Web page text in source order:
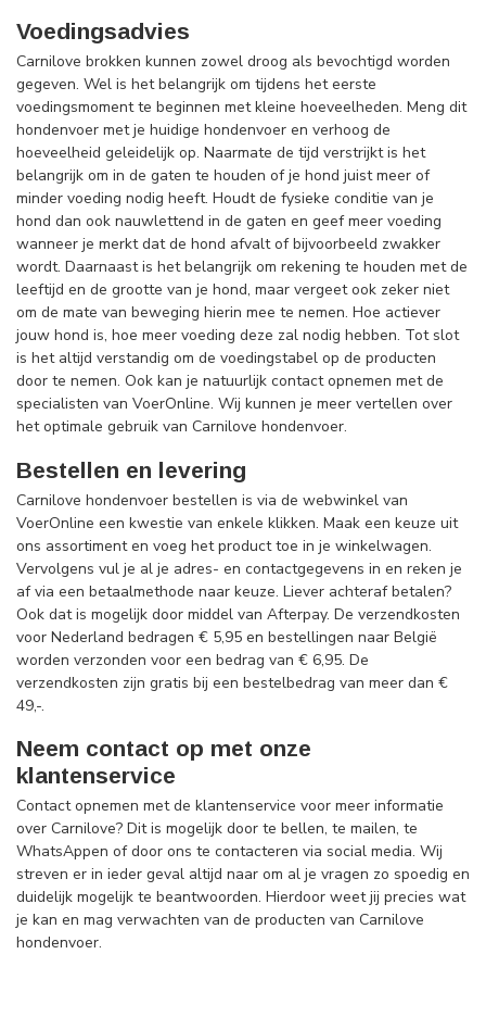
Voedingsadvies
Carnilove brokken kunnen zowel droog als bevochtigd worden
gegeven. Wel is het belangrijk om tijdens het eerste
voedingsmoment te beginnen met kleine hoeveelheden. Meng dit
hondenvoer met je huidige hondenvoer en verhoog de
hoeveelheid geleidelijk op. Naarmate de tijd verstrijkt is het
belangrijk om in de gaten te houden of je hond juist meer of
minder voeding nodig heeft. Houdt de fysieke conditie van je
hond dan ook nauwlettend in de gaten en geef meer voeding
wanneer je merkt dat de hond afvalt of bijvoorbeeld zwakker
wordt. Daarnaast is het belangrijk om rekening te houden met de
leeftijd en de grootte van je hond, maar vergeet ook zeker niet
om de mate van beweging hierin mee te nemen. Hoe actiever
jouw hond is, hoe meer voeding deze zal nodig hebben. Tot slot
is het altijd verstandig om de voedingstabel op de producten
door te nemen. Ook kan je natuurlijk contact opnemen met de
specialisten van VoerOnline. Wij kunnen je meer vertellen over
het optimale gebruik van Carnilove hondenvoer.
Bestellen en levering
Carnilove hondenvoer bestellen is via de webwinkel van
VoerOnline een kwestie van enkele klikken. Maak een keuze uit
ons assortiment en voeg het product toe in je winkelwagen.
Vervolgens vul je al je adres- en contactgegevens in en reken je
af via een betaalmethode naar keuze. Liever achteraf betalen?
Ook dat is mogelijk door middel van Afterpay. De verzendkosten
voor Nederland bedragen € 5,95 en bestellingen naar België
worden verzonden voor een bedrag van € 6,95. De
verzendkosten zijn gratis bij een bestelbedrag van meer dan €
49,-.
Neem contact op met onze
klantenservice
Contact opnemen met de klantenservice voor meer informatie
over Carnilove? Dit is mogelijk door te bellen, te mailen, te
WhatsAppen of door ons te contacteren via social media. Wij
streven er in ieder geval altijd naar om al je vragen zo spoedig en
duidelijk mogelijk te beantwoorden. Hierdoor weet jij precies wat
je kan en mag verwachten van de producten van Carnilove
hondenvoer.